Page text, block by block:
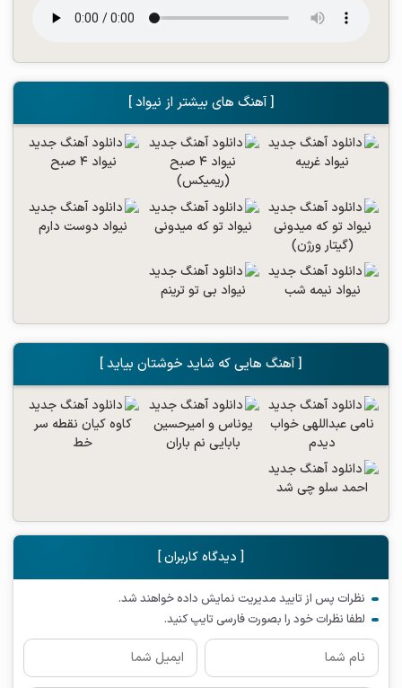
[ آهنگ های بیشتر از نیواد ]
[ آهنگ هایی که شاید خوشتان بیاید ]
[ دیدگاه کاربران ]
نظرات پس از تایید مدیریت نمایش داده خواهند شد.
لطفا نظرات خود را بصورت فارسی تایپ کنید.